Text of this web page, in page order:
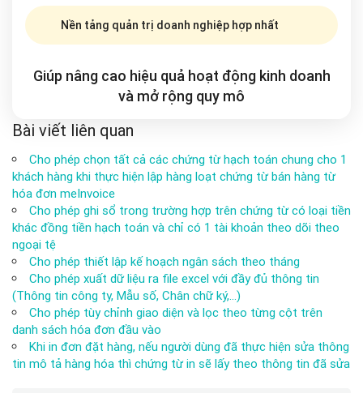
Nền tảng quản trị doanh nghiệp hợp nhất
Giúp nâng cao hiệu quả hoạt động kinh doanh
và mở rộng quy mô
Bài viết liên quan
Cho phép chọn tất cả các chứng từ hạch toán chung cho 1
khách hàng khi thực hiện lập hàng loạt chứng từ bán hàng từ
hóa đơn meInvoice
Cho phép ghi sổ trong trường hợp trên chứng từ có loại tiền
khác đồng tiền hạch toán và chỉ có 1 tài khoản theo dõi theo
ngoại tệ
Cho phép thiết lập kế hoạch ngân sách theo tháng
Cho phép xuất dữ liệu ra file excel với đầy đủ thông tin
(Thông tin công ty, Mẫu số, Chân chữ ký,…)
Cho phép tùy chỉnh giao diện và lọc theo từng cột trên
danh sách hóa đơn đầu vào
Khi in đơn đặt hàng, nếu người dùng đã thực hiện sửa thông
tin mô tả hàng hóa thì chứng từ in sẽ lấy theo thông tin đã sửa